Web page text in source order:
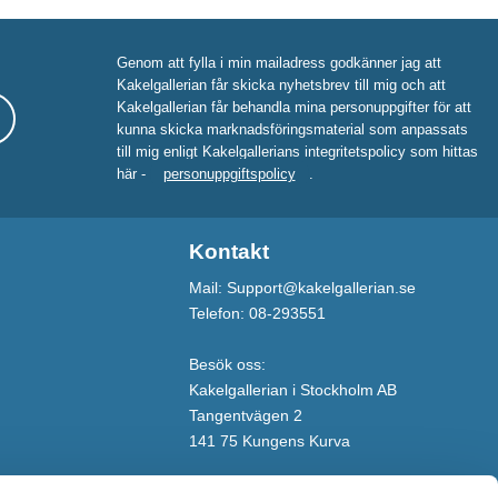
Genom att fylla i min mailadress godkänner jag att
Kakelgallerian får skicka nyhetsbrev till mig och att
Kakelgallerian får behandla mina personuppgifter för att
kunna skicka marknadsföringsmaterial som anpassats
till mig enligt Kakelgallerians integritetspolicy som hittas
här -
personuppgiftspolicy
Kontakt
Mail: Support@kakelgallerian.se
Telefon: 08-293551
Besök oss:
Kakelgallerian i Stockholm AB
Tangentvägen 2
141 75 Kungens Kurva